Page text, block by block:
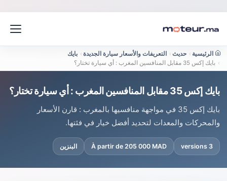
الرئيسية › حديث › التعريفات والأسعار سيارة الجديدة › بايك
› بايك إكس 35 مقابل المنافسين المغرب : أي سيارة تختار؟
بايك إكس 35 مقابل المنافسين المغرب : أي سيارة تختار؟
بايك إكس 35 في مواجهة منافسيها بالمغرب : قارن الأسعار
والمحركات والمعدات لتحديد أفضل خيار في فئتها.
3 versions
À partir de 205 000 MAD البنزين